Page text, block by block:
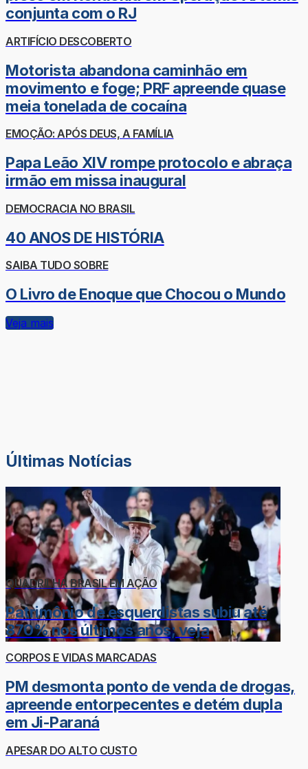
conjunta com o RJ
ARTIFÍCIO DESCOBERTO
Motorista abandona caminhão em
movimento e foge; PRF apreende quase
meia tonelada de cocaína
EMOÇÃO: APÓS DEUS, A FAMÍLIA
Papa Leão XIV rompe protocolo e abraça
irmão em missa inaugural
DEMOCRACIA NO BRASIL
40 ANOS DE HISTÓRIA
SAIBA TUDO SOBRE
O Livro de Enoque que Chocou o Mundo
Veja mais
Últimas Notícias
QUADRILHA BRASIL EM AÇÃO
Patrimônio de esquerdistas subiu até
870% nos últimos anos; veja
CORPOS E VIDAS MARCADAS
PM desmonta ponto de venda de drogas,
apreende entorpecentes e detém dupla
em Ji-Paraná
APESAR DO ALTO CUSTO